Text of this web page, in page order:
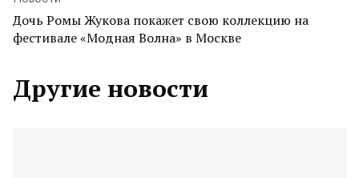
Дочь Ромы Жукова покажет свою коллекцию на
фестивале «Модная Волна» в Москве
Другие новости